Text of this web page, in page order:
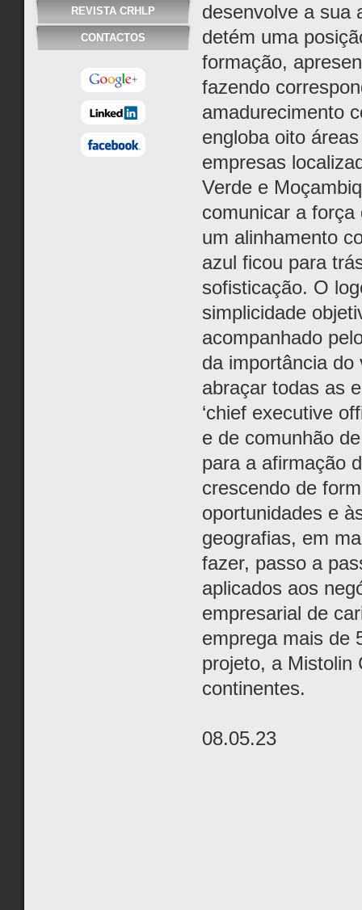
REVISTA CRHLP
CONTACTOS
desenvolve a sua
detém uma
formação,
fazendo
amadurecimento
engloba oito
empresas
Verde e
comunicar a
um alinhamento
azul ficou para
sofisticação. O
simplicidade
acompanhado
da importância
abraçar todas as
‘chief executive
e de comunhão
para a afirmação
crescendo de
oportunidades e
geografias, em
fazer, passo a
aplicados aos
empresarial de
emprega mais de
projeto, a Mistolin
continentes.
08.05.23